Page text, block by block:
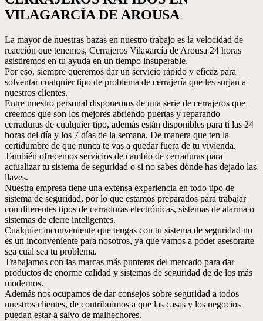
VILAGARCÍA DE AROUSA
La mayor de nuestras bazas en nuestro trabajo es la velocidad de
reacción que tenemos, Cerrajeros Vilagarcía de Arousa 24 horas
asistiremos en tu ayuda en un tiempo insuperable.
Por eso, siempre queremos dar un servicio rápido y eficaz para
solventar cualquier tipo de problema de cerrajería que les surjan a
nuestros clientes.
Entre nuestro personal disponemos de una serie de cerrajeros que
creemos que son los mejores abriendo puertas y reparando
cerraduras de cualquier tipo, además están disponibles para ti las 24
horas del día y los 7 días de la semana. De manera que ten la
certidumbre de que nunca te vas a quedar fuera de tu vivienda.
También ofrecemos servicios de cambio de cerraduras para
actualizar tu sistema de seguridad o si no sabes dónde has dejado las
llaves.
Nuestra empresa tiene una extensa experiencia en todo tipo de
sistema de seguridad, por lo que estamos preparados para trabajar
con diferentes tipos de cerraduras electrónicas, sistemas de alarma o
sistemas de cierre inteligentes.
Cualquier inconveniente que tengas con tu sistema de seguridad no
es un inconveniente para nosotros, ya que vamos a poder asesorarte
sea cual sea tu problema.
Trabajamos con las marcas más punteras del mercado para dar
productos de enorme calidad y sistemas de seguridad de de los más
modernos.
Además nos ocupamos de dar consejos sobre seguridad a todos
nuestros clientes, de contribuimos a que las casas y los negocios
puedan estar a salvo de malhechores.